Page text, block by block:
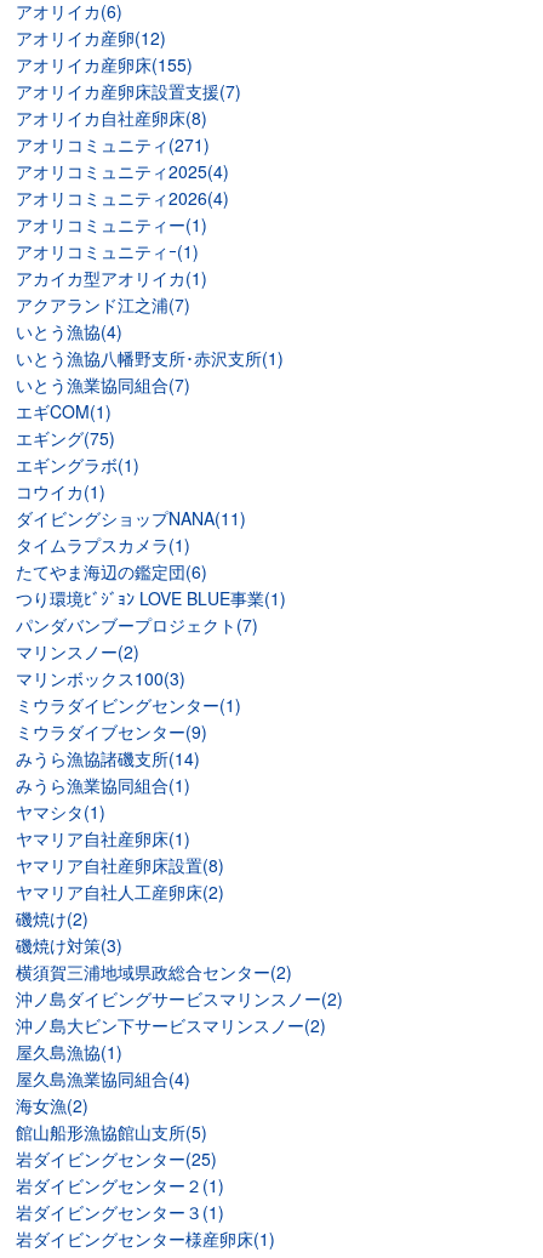
アオリイカ(6)
アオリイカ産卵(12)
アオリイカ産卵床(155)
アオリイカ産卵床設置支援(7)
アオリイカ自社産卵床(8)
アオリコミュニティ(271)
アオリコミュニティ2025(4)
アオリコミュニティ2026(4)
アオリコミュニティー(1)
アオリコミュニティｰ(1)
アカイカ型アオリイカ(1)
アクアランド江之浦(7)
いとう漁協(4)
いとう漁協八幡野支所･赤沢支所(1)
いとう漁業協同組合(7)
エギCOM(1)
エギング(75)
エギングラボ(1)
コウイカ(1)
ダイビングショップNANA(11)
タイムラプスカメラ(1)
たてやま海辺の鑑定団(6)
つり環境ﾋﾞｼﾞｮﾝ LOVE BLUE事業(1)
パンダバンブープロジェクト(7)
マリンスノー(2)
マリンボックス100(3)
ミウラダイビングセンター(1)
ミウラダイブセンター(9)
みうら漁協諸磯支所(14)
みうら漁業協同組合(1)
ヤマシタ(1)
ヤマリア自社産卵床(1)
ヤマリア自社産卵床設置(8)
ヤマリア自社人工産卵床(2)
磯焼け(2)
磯焼け対策(3)
横須賀三浦地域県政総合センター(2)
沖ノ島ダイビングサービスマリンスノー(2)
沖ノ島大ビン下サービスマリンスノー(2)
屋久島漁協(1)
屋久島漁業協同組合(4)
海女漁(2)
館山船形漁協館山支所(5)
岩ダイビングセンター(25)
岩ダイビングセンター２(1)
岩ダイビングセンター３(1)
岩ダイビングセンター様産卵床(1)